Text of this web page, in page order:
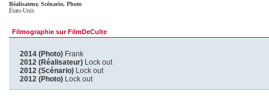
Réalisateur, Scénario, Photo
États-Unis
Filmographie sur FilmDeCulte
2014 (Photo) Frank
2012 (Réalisateur) Lock out
2012 (Scénario) Lock out
2012 (Photo) Lock out